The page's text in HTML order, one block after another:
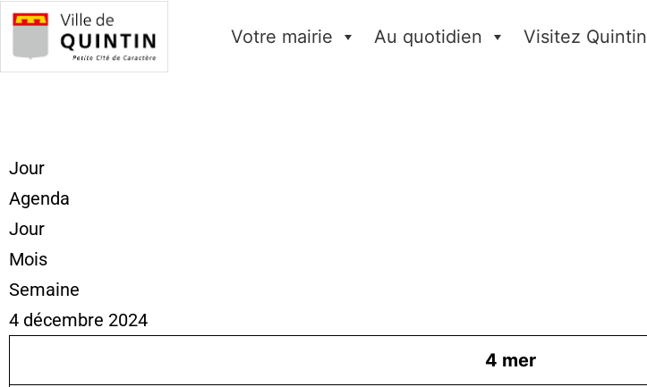
Votre mairie Au quotidien Visitez Quintin
Jour
Agenda
Jour
Mois
Semaine
4 décembre 2024
4 mer